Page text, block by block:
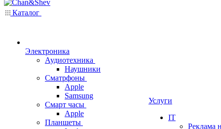
Каталог
Электроника
Аудиотехника
Наушники
Сматрфоны
Apple
Samsung
Смарт часы
Apple
Планшеты
Услуги
IT
Реклама